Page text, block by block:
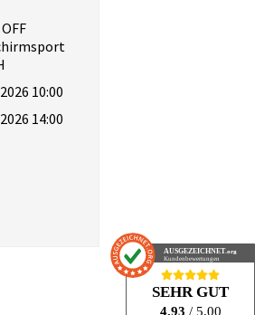
10:00
14:00
AUSGEZEICHNET.org
Kundenbewertungen
SEHR GUT
4.93 / 5.00